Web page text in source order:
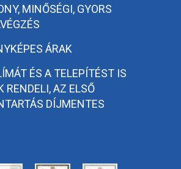
MINŐSÉGI, GYORS
ÁRAK
ÉS A TELEPÍTÉST IS
RENDELI, AZ ELSŐ
DÍJMENTES